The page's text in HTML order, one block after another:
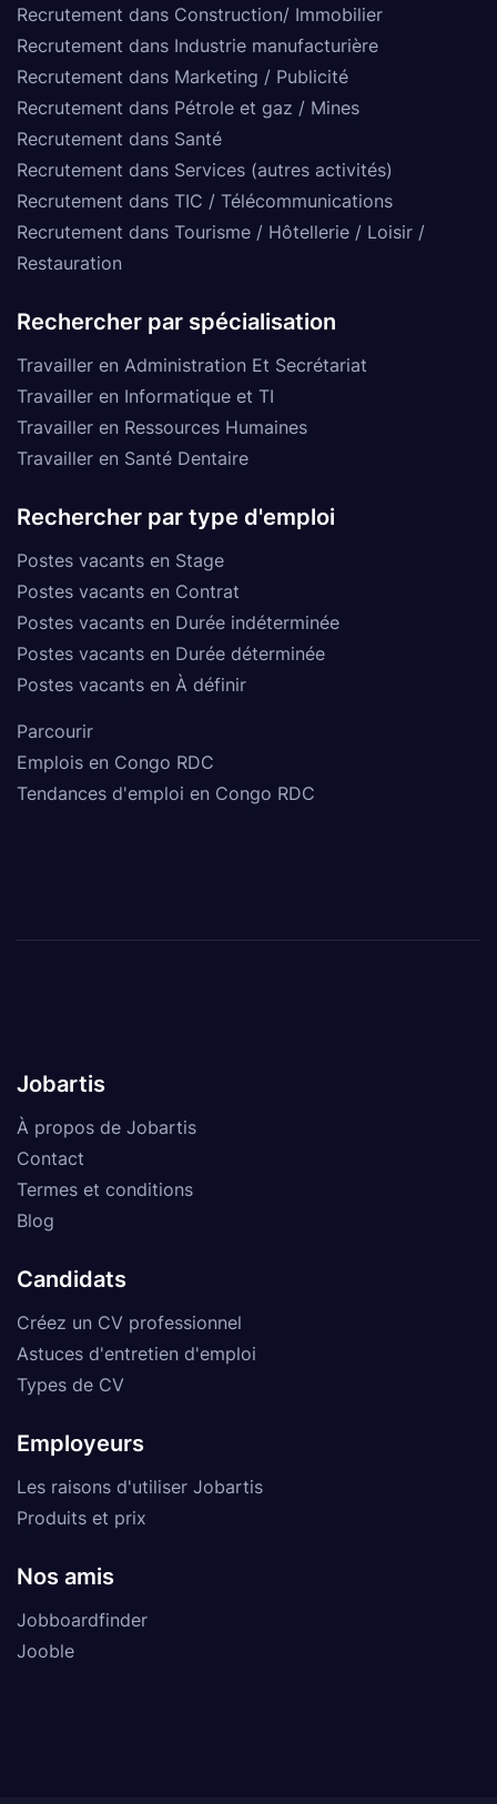
Recrutement dans Construction/ Immobilier
Recrutement dans Industrie manufacturière
Recrutement dans Marketing / Publicité
Recrutement dans Pétrole et gaz / Mines
Recrutement dans Santé
Recrutement dans Services (autres activités)
Recrutement dans TIC / Télécommunications
Recrutement dans Tourisme / Hôtellerie / Loisir /
Restauration
Rechercher par spécialisation
Travailler en Administration Et Secrétariat
Travailler en Informatique et TI
Travailler en Ressources Humaines
Travailler en Santé Dentaire
Rechercher par type d'emploi
Postes vacants en Stage
Postes vacants en Contrat
Postes vacants en Durée indéterminée
Postes vacants en Durée déterminée
Postes vacants en À définir
Parcourir
Emplois en Congo RDC
Tendances d'emploi en Congo RDC
Jobartis
À propos de Jobartis
Contact
Termes et conditions
Blog
Candidats
Créez un CV professionnel
Astuces d'entretien d'emploi
Types de CV
Employeurs
Les raisons d'utiliser Jobartis
Produits et prix
Nos amis
Jobboardfinder
Jooble